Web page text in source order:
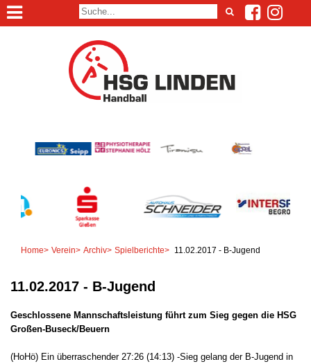
Home> Verein> Archiv> Spielberichte> 11.02.2017 - B-Jugend
11.02.2017 - B-Jugend
Geschlossene Mannschaftsleistung führt zum Sieg gegen die HSG
Großen-Buseck/Beuern
(HoHö) Ein überraschender 27:26 (14:13) -Sieg gelang der B-Jugend in